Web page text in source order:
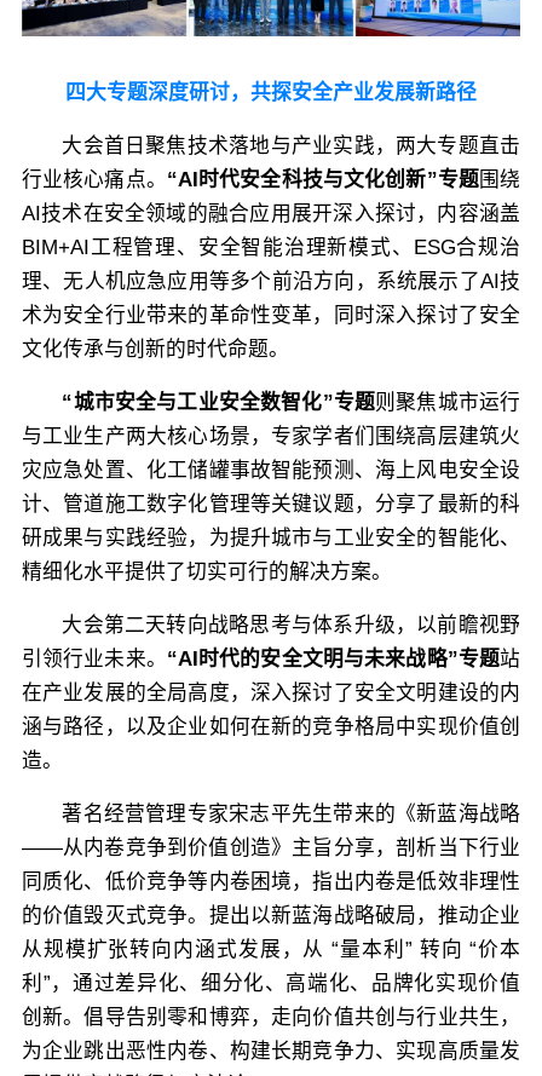
四大专题深度研讨，共探安全产业发展新路径
大会首日聚焦技术落地与产业实践，两大专题直击
行业核心痛点。 “AI时代安全科技与文化创新”专题围绕
AI技术在安全领域的融合应用展开深入探讨，内容涵盖
BIM+AI工程管理、安全智能治理新模式、ESG合规治
理、无人机应急应用等多个前沿方向，系统展示了AI技
术为安全行业带来的革命性变革，同时深入探讨了安全
文化传承与创新的时代命题。
“城市安全与工业安全数智化”专题则聚焦城市运行
与工业生产两大核心场景，专家学者们围绕高层建筑火
灾应急处置、化工储罐事故智能预测、海上风电安全设
计、管道施工数字化管理等关键议题，分享了最新的科
研成果与实践经验，为提升城市与工业安全的智能化、
精细化水平提供了切实可行的解决方案。
大会第二天转向战略思考与体系升级，以前瞻视野
引领行业未来。 “AI时代的安全文明与未来战略”专题站
在产业发展的全局高度，深入探讨了安全文明建设的内
涵与路径，以及企业如何在新的竞争格局中实现价值创
造。
著名经营管理专家宋志平先生带来的《新蓝海战略
——从内卷竞争到价值创造》主旨分享，剖析当下行业
同质化、低价竞争等内卷困境，指出内卷是低效非理性
的价值毁灭式竞争。提出以新蓝海战略破局，推动企业
从规模扩张转向内涵式发展，从 “量本利” 转向 “价本
利”，通过差异化、细分化、高端化、品牌化实现价值
创新。倡导告别零和博弈，走向价值共创与行业共生，
为企业跳出恶性内卷、构建长期竞争力、实现高质量发